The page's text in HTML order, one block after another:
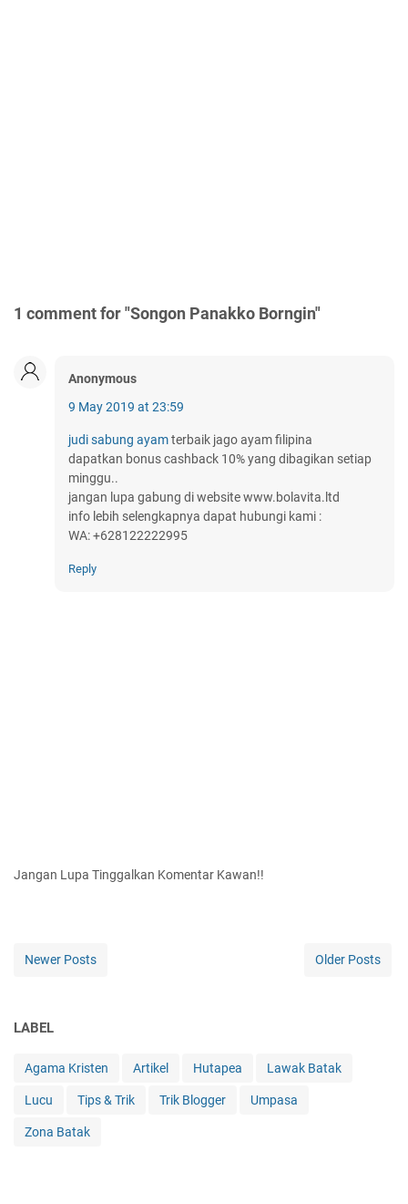
1 comment for "Songon Panakko Borngin"
Anonymous
9 May 2019 at 23:59
judi sabung ayamterbaik jago ayam filipina
dapatkan bonus cashback 10% yang dibagikan setiap
minggu..
jangan lupa gabung di website www.bolavita.ltd
info lebih selengkapnya dapat hubungi kami :
WA: +628122222995
Reply
Jangan Lupa Tinggalkan Komentar Kawan!!
Newer Posts Older Posts
LABEL
Agama Kristen Artikel Hutapea Lawak Batak
Lucu Tips & Trik Trik Blogger Umpasa
Zona Batak